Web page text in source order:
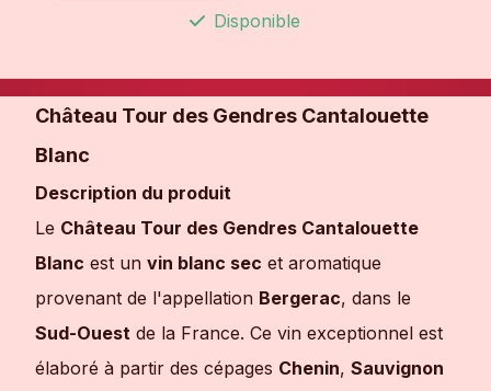
Disponible
Château Tour des Gendres Cantalouette
Blanc
Description du produit
Le Château Tour des Gendres Cantalouette
Blanc est un vin blanc sec et aromatique
provenant de l'appellation Bergerac, dans le
Sud-Ouest de la France. Ce vin exceptionnel est
élaboré à partir des cépages Chenin, Sauvignon